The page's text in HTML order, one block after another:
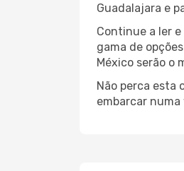
Guadalajara e
Continue a ler
gama de
México serão o
Não perca esta
embarcar